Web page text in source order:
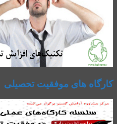
کارگاه های موفقیت تحصیلی